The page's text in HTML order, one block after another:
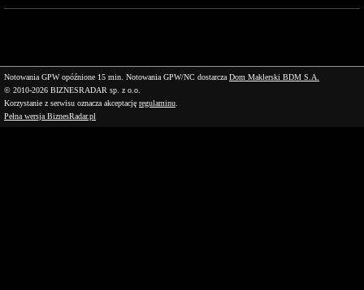
Notowania GPW opóźnione 15 min. Notowania GPW/NC dostarcza Dom Maklerski BDM S.A.
© 2010-2026 BIZNESRADAR sp. z o.o.
Korzystanie z serwisu oznacza akceptację regulaminu
Pełna wersja BiznesRadar.pl